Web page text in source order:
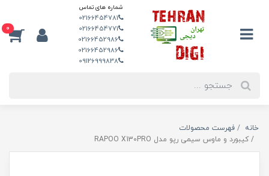
شماره های تماس
02166454781
02166454771
02166452986
02166452986
09126999838
0
خانه
فهرست محصولات
کیبورد و ماوس سیمی رپو مدل RAPOO X130PRO